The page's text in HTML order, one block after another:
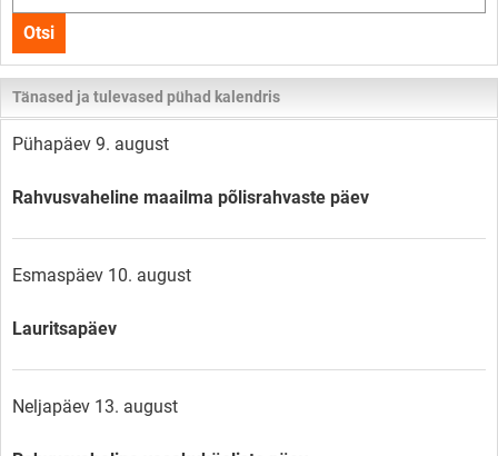
kogu
lehelt
Otsi
Tänased ja tulevased pühad kalendris
Pühapäev 9. august
Rahvusvaheline maailma põlisrahvaste päev
Esmaspäev 10. august
Lauritsapäev
Neljapäev 13. august